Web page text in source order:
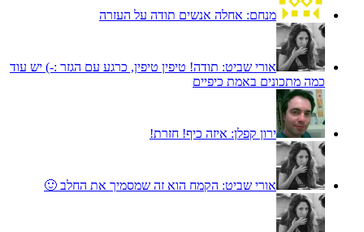
מנחם: אחלה אנשים תודה על העזרה
אורי שביט: תודה! טיפין טיפין, כרגע עם הגזר :-) יש עוד
כמה מתכונים באמת כיפיים
ירון קפלן: איזה כיף! חזרת!
אורי שביט: הקמח הוא זה שמסמיך את החלב 🙂